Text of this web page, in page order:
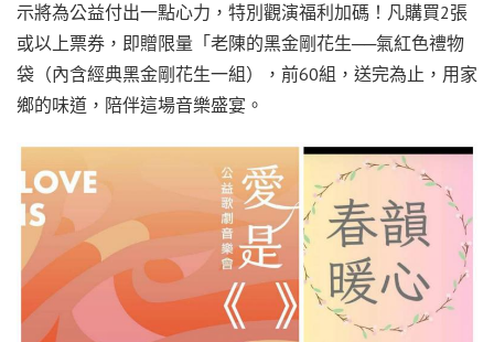
示將為公益付出一點心力，特別觀演福利加碼！凡購買2張
或以上票券，即贈限量「老陳的黑金剛花生──氣紅色禮物
袋（內含經典黑金剛花生一組），前60組，送完為止，用家
鄉的味道，陪伴這場音樂盛宴。